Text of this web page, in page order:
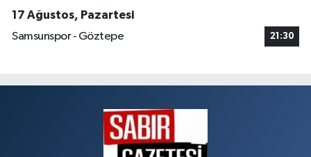
17 Ağustos, Pazartesi
Samsunspor - Göztepe
21:30